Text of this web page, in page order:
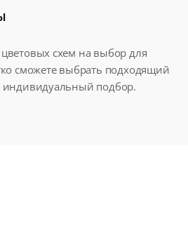
схем на выбор для
сможете выбрать подходящий
индивидуальный подбор.